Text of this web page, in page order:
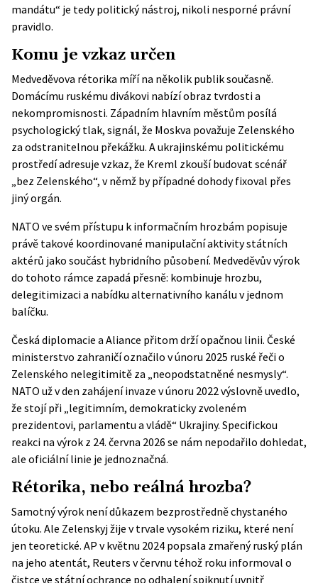
mandátu“ je tedy politický nástroj, nikoli nesporné právní
pravidlo.
Komu je vzkaz určen
Medveděvova rétorika míří na několik publik současně.
Domácímu ruskému divákovi nabízí obraz tvrdosti a
nekompromisnosti. Západním hlavním městům posílá
psychologický tlak, signál, že Moskva považuje Zelenského
za odstranitelnou překážku. A ukrajinskému politickému
prostředí adresuje vzkaz, že Kreml zkouší budovat scénář
„bez Zelenského“, v němž by případné dohody fixoval přes
jiný orgán.
NATO ve svém přístupu k informačním hrozbám popisuje
právě takové koordinované manipulační aktivity státních
aktérů jako součást hybridního působení. Medveděvův výrok
do tohoto rámce zapadá přesně: kombinuje hrozbu,
delegitimizaci a nabídku alternativního kanálu v jednom
balíčku.
Česká diplomacie a Aliance přitom drží opačnou linii. České
ministerstvo zahraničí označilo v únoru 2025 ruské řeči o
Zelenského nelegitimitě za „neopodstatněné nesmysly“.
NATO už v den zahájení invaze v únoru 2022 výslovně uvedlo,
že stojí při „legitimním, demokraticky zvoleném
prezidentovi, parlamentu a vládě“ Ukrajiny. Specifickou
reakci na výrok z 24. června 2026 se nám nepodařilo dohledat,
ale oficiální linie je jednoznačná.
Rétorika, nebo reálná hrozba?
Samotný výrok není důkazem bezprostředně chystaného
útoku. Ale Zelenskyj žije v trvale vysokém riziku, které není
jen teoretické. AP v květnu 2024 popsala zmařený ruský plán
na jeho atentát, Reuters v červnu téhož roku informoval o
čistce ve státní ochrance po odhalení spiknutí uvnitř